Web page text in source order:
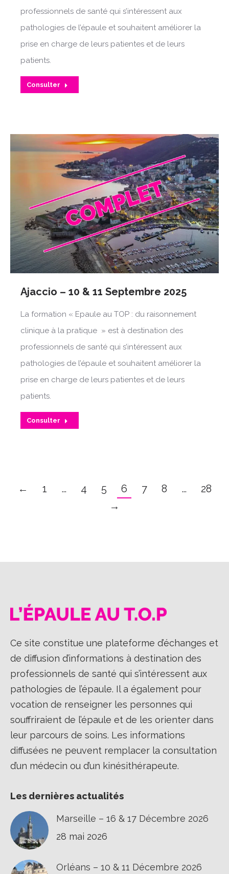
professionnels de santé qui s’intéressent aux
pathologies de l’épaule et souhaitent améliorer la
prise en charge de leurs patientes et de leurs
patients.
Consulter
Ajaccio – 10 & 11 Septembre 2025
La formation « Epaule au TOP : du raisonnement
clinique à la pratique » est à destination des
professionnels de santé qui s’intéressent aux
pathologies de l’épaule et souhaitent améliorer la
prise en charge de leurs patientes et de leurs
patients.
Consulter
← 1 … 4 5 6 7 8 …
28
→
Ce site constitue une plateforme d’échanges et
de diffusion d’informations à destination des
professionnels de santé qui s’intéressent aux
pathologies de l’épaule. Il a également pour
vocation de renseigner les personnes qui
souffriraient de l’épaule et de les orienter dans
leur parcours de soins. Les informations
diffusées ne peuvent remplacer la consultation
d’un médecin ou d’un kinésithérapeute.
Les dernières actualités
Marseille – 16 & 17 Décembre 2026
28 mai 2026
Orléans – 10 & 11 Décembre 2026